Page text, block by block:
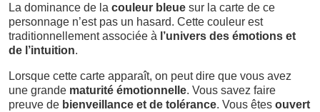
La dominance de la couleur bleue sur la carte de ce
personnage n’est pas un hasard. Cette couleur est
traditionnellement associée à l’univers des émotions et
de l’intuition.
Lorsque cette carte apparaît, on peut dire que vous avez
une grande maturité émotionnelle. Vous savez faire
preuve de bienveillance et de tolérance. Vous êtes ouvert